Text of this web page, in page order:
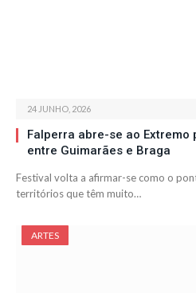
24 JUNHO, 2026
Falperra abre-se ao
entre Guimarães e Braga
Festival volta a afirmar-se como o
territórios que têm muito…
ARTES